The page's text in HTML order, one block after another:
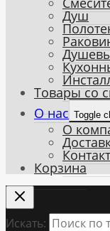
Душ
Товары со
О нас Toggle
О
Корзина
Искать: